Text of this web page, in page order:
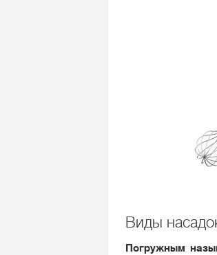
Виды
Погружным